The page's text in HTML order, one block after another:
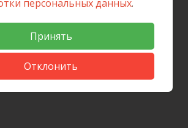
к списку новостей
персональных данных.
Принять
Отклонить